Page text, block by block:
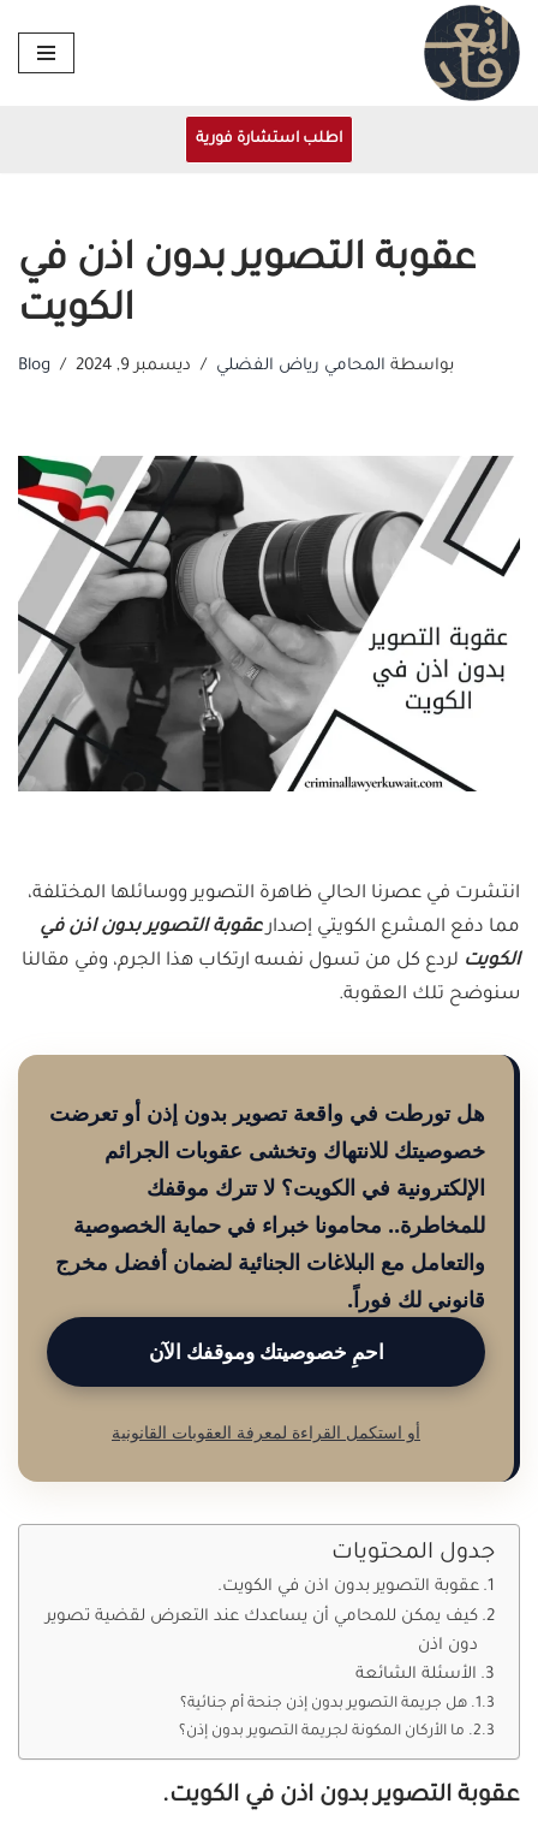
تخطى
إلى
اطلب استشارة فورية
عقوبة التصوير بدون اذن في
الكويت
بواسطة المحامي رياض الفضلي ديسمبر 9, 2024 Blog
انتشرت في عصرنا الحالي ظاهرة التصوير ووسائلها المختلفة،
مما دفع المشرع الكويتي إصدارعقوبة التصوير بدون اذن في
الكويت لردع كل من تسول نفسه ارتكاب هذا الجرم، وفي مقالنا
سنوضح تلك العقوبة.
هل تورطت في واقعة تصوير بدون إذن أو تعرضت
خصوصيتك للانتهاك وتخشى عقوبات الجرائم
الإلكترونية في الكويت؟ لا تترك موقفك
للمخاطرة.. محامونا خبراء في حماية الخصوصية
والتعامل مع البلاغات الجنائية لضمان أفضل مخرج
قانوني لك فوراً.
احمِ خصوصيتك وموقفك الآن
أو استكمل القراءة لمعرفة العقوبات القانونية
جدول المحتويات
عقوبة التصوير بدون اذن في الكويت.
كيف يمكن للمحامي أن يساعدك عند التعرض لقضية تصوير
دون اذن
الأسئلة الشائعة
هل جريمة التصوير بدون إذن جنحة أم جنائية؟
ما الأركان المكونة لجريمة التصوير بدون إذن؟
عقوبة التصوير بدون اذن في الكويت.